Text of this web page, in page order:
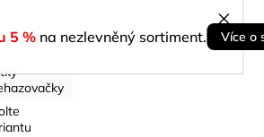
5 % na nezlevněný sortiment. Více o